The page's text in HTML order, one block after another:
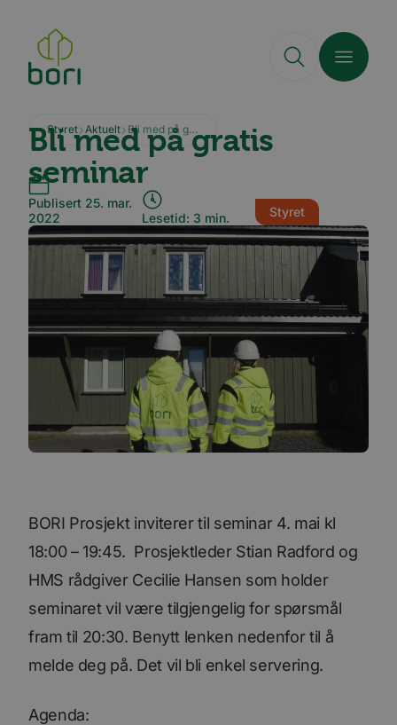
hovedinnhold
Styret Aktuelt Bli med på gratis seminar
Bli med på gratis
seminar
Publisert 25. mar.
2022
Lesetid: 3 min. Styret
BORI Prosjekt inviterer til seminar 4. mai kl
18:00 – 19:45. Prosjektleder Stian Radford og
HMS rådgiver Cecilie Hansen som holder
seminaret vil være tilgjengelig for spørsmål
fram til 20:30. Benytt lenken nedenfor til å
melde deg på. Det vil bli enkel servering.
Agenda: